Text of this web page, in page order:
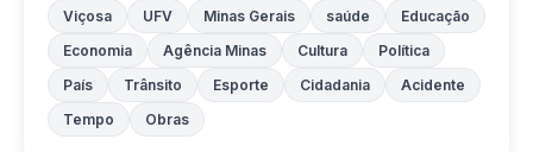
Viçosa
UFV Minas Gerais saúde
Educação
Economia
Agência Minas Cultura
Política
País
Trânsito Esporte Cidadania
Acidente
Tempo
Obras